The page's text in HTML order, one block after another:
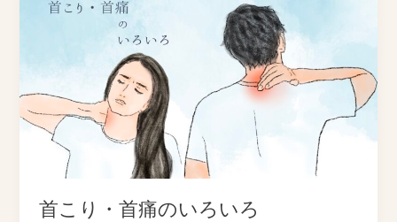
首こり・首痛のいろいろ
こ
の
い
ろ